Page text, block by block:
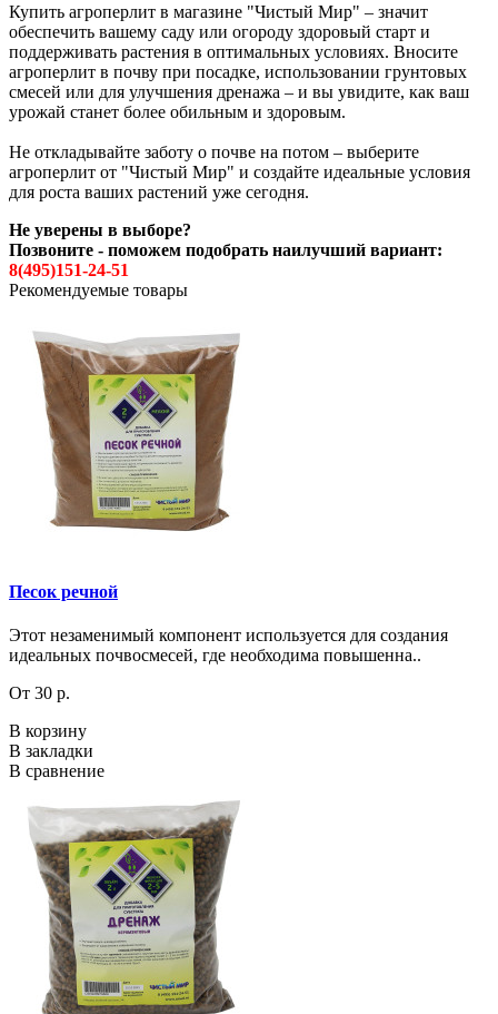
Купить агроперлит в магазине "Чистый Мир" – значит
обеспечить вашему саду или огороду здоровый старт и
поддерживать растения в оптимальных условиях. Вносите
агроперлит в почву при посадке, использовании грунтовых
смесей или для улучшения дренажа – и вы увидите, как ваш
урожай станет более обильным и здоровым.
Не откладывайте заботу о почве на потом – выберите
агроперлит от "Чистый Мир" и создайте идеальные условия
для роста ваших растений уже сегодня.
Не уверены в выборе?
Позвоните - поможем подобрать наилучший вариант:
8(495)151-24-51
Рекомендуемые товары
Песок речной
Этот незаменимый компонент используется для создания
идеальных почвосмесей, где необходима повышенна..
От 30 р.
В корзину
В закладки
В сравнение